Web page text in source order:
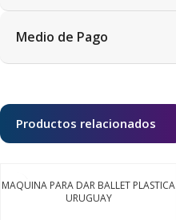
Medio de Pago
Productos relacionados
MAQUINA PARA DAR BALLET PLASTICA
URUGUAY